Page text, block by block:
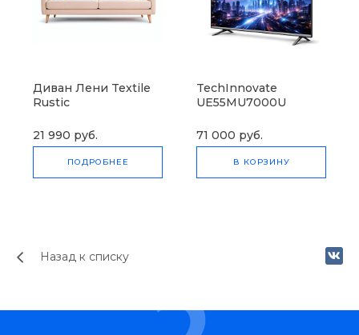
Диван Лени Textile
Rustic
21 990 руб.
ПОДРОБНЕЕ
TechInnovate
UE55MU7000U
71 000 руб.
В КОРЗИНУ
Назад к списку